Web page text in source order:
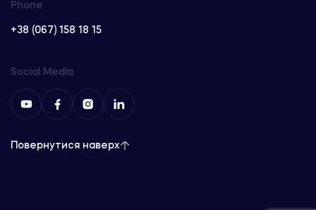
Phone
+38 (067) 158 18 15
Social Media
Повернутися наверх